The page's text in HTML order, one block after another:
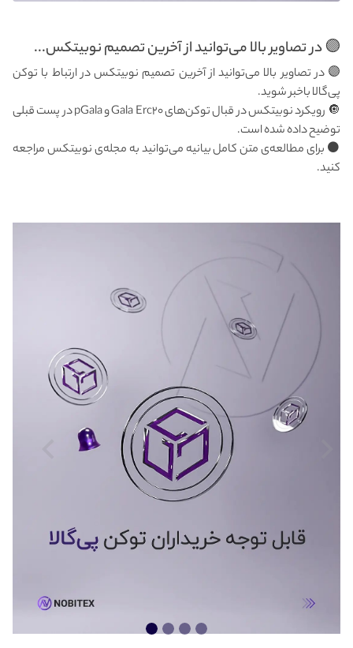
🟣 در تصاویر بالا می‌توانید از آخرین تصمیم نوبیتکس...
🟣 در تصاویر بالا می‌توانید از آخرین تصمیم نوبیتکس در ارتباط با توکن
پی‌گالا باخبر شوید.
🔘 رویکرد نوبیتکس در قبال توکن‌های Gala Erc۲۰ و pGala در پست قبلی
توضیح داده شده است.
⚫️ برای مطالعه‌ی متن کامل بیانیه می‌توانید به مجله‌ی نوبیتکس مراجعه
کنید.